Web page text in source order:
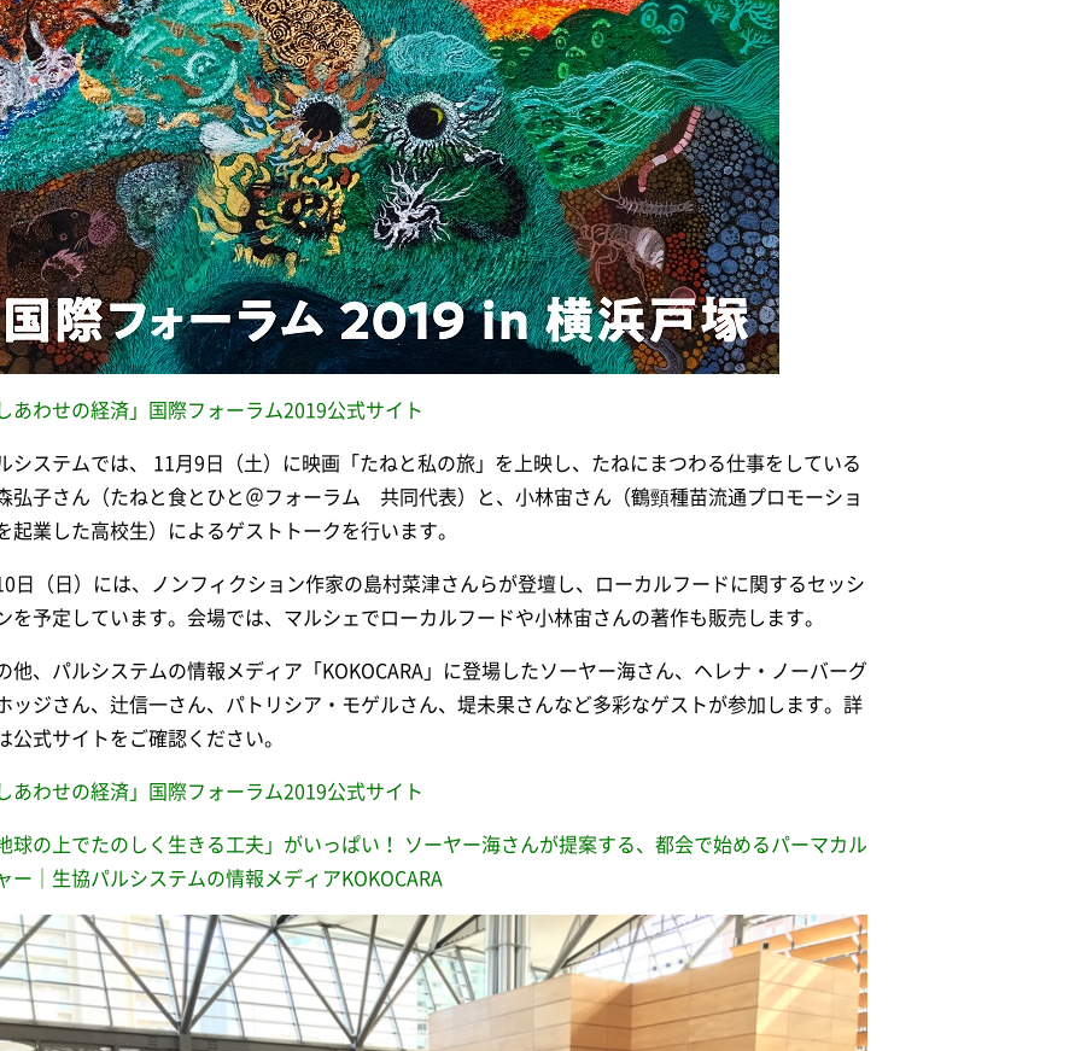
あわせの経済」国際フォーラム2019公式サイト
システムでは、 11月9日（土）に映画「たねと私の旅」を上映し、たねにまつわる仕事をしている
弘子さん（たねと食とひと＠フォーラム 共同代表）と、小林宙さん（鶴頸種苗流通プロモーショ
起業した高校生）によるゲストトークを行います。
日（日）には、ノンフィクション作家の島村菜津さんらが登壇し、ローカルフードに関するセッシ
を予定しています。会場では、マルシェでローカルフードや小林宙さんの著作も販売します。
他、パルシステムの情報メディア「KOKOCARA」に登場したソーヤー海さん、ヘレナ・ノーバーグ
ッジさん、辻信一さん、パトリシア・モゲルさん、堤未果さんなど多彩なゲストが参加します。詳
公式サイトをご確認ください。
あわせの経済」国際フォーラム2019公式サイト
球の上でたのしく生きる工夫」がいっぱい！ ソーヤー海さんが提案する、都会で始めるパーマカル
ー｜生協パルシステムの情報メディアKOKOCARA